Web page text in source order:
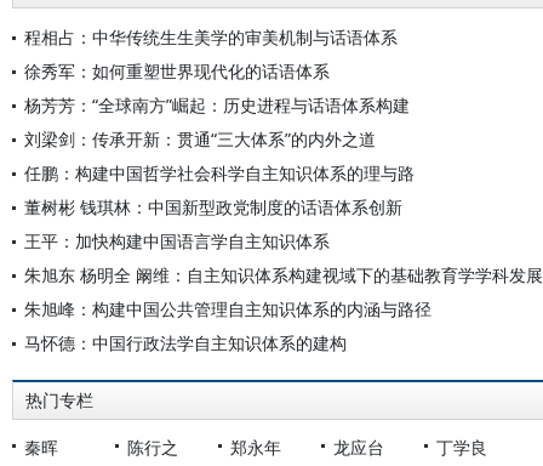
程相占：中华传统生生美学的审美机制与话语体系
徐秀军：如何重塑世界现代化的话语体系
杨芳芳：“全球南方”崛起：历史进程与话语体系构建
刘梁剑：传承开新：贯通“三大体系”的内外之道
任鹏：构建中国哲学社会科学自主知识体系的理与路
董树彬 钱琪林：中国新型政党制度的话语体系创新
王平：加快构建中国语言学自主知识体系
朱旭东 杨明全 阚维：自主知识体系构建视域下的基础教育学学科发展
朱旭峰：构建中国公共管理自主知识体系的内涵与路径
马怀德：中国行政法学自主知识体系的建构
热门专栏
秦晖 陈行之 郑永年 龙应台
丁学良